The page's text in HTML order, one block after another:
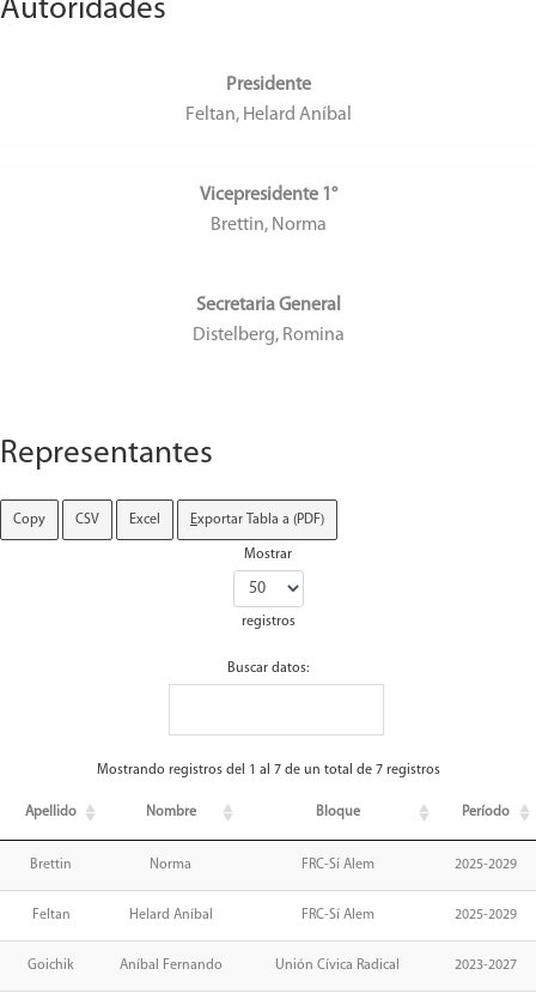
Autoridades
Presidente
Feltan, Helard Aníbal
Vicepresidente 1°
Brettin, Norma
Secretaria General
Distelberg, Romina
Representantes
Copy CSV Excel Exportar Tabla a (PDF)
Mostrar
registros
Buscar datos:
Mostrando registros del 1 al 7 de un total de 7 registros
Apellido Nombre Bloque Período
Brettin Norma FRC-Sí Alem 2025-2029
Feltan Helard Aníbal FRC-Sí Alem 2025-2029
Goichik Aníbal Fernando Unión Cívica Radical 2023-2027